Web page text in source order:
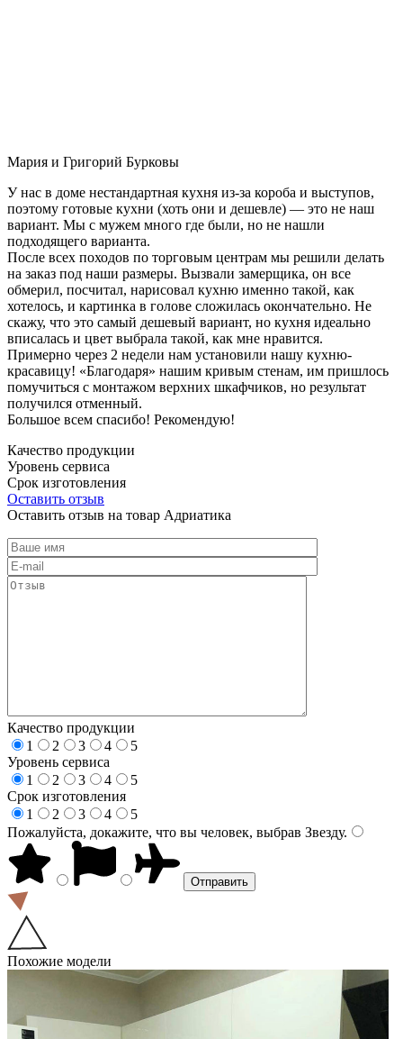
Мария и Григорий Бурковы
У нас в доме нестандартная кухня из-за короба и выступов,
поэтому готовые кухни (хоть они и дешевле) — это не наш
вариант. Мы с мужем много где были, но не нашли
подходящего варианта.
После всех походов по торговым центрам мы решили делать
на заказ под наши размеры. Вызвали замерщика, он все
обмерил, посчитал, нарисовал кухню именно такой, как
хотелось, и картинка в голове сложилась окончательно. Не
скажу, что это самый дешевый вариант, но кухня идеально
вписалась и цвет выбрала такой, как мне нравится.
Примерно через 2 недели нам установили нашу кухню-
красавицу! «Благодаря» нашим кривым стенам, им пришлось
помучиться с монтажом верхних шкафчиков, но результат
получился отменный.
Большое всем спасибо! Рекомендую!
Качество продукции
Уровень сервиса
Срок изготовления
Оставить отзыв
Оставить отзыв на товар Адриатика
Качество продукции
1
2 3 4
5
Уровень сервиса
1
2 3 4
5
Срок изготовления
1
2 3 4
5
Пожалуйста, докажите, что вы человек, выбрав Звезду.
Похожие модели